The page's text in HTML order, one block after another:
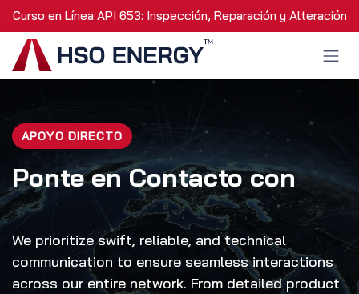
Ir al contenido
Curso en Línea API 653: Inspección, Reparación y Alteración
APOYO DIRECTO
Ponte en Contacto con
We prioritize swift, reliable, and technical
communication to ensure seamless interactions
across our entire network. From detailed product